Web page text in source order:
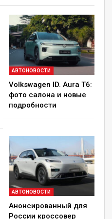
АВТОНОВОСТИ
Volkswagen ID. Aura T6:
фото салона и новые
подробности
АВТОНОВОСТИ
Анонсированный для
России кроссовер